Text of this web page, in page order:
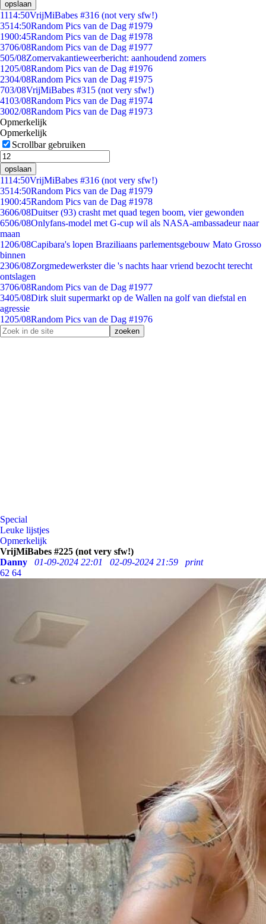
opslaan
1114:50VrijMiBabes #316 (not very sfw!)
3514:50Random Pics van de Dag #1979
1900:45Random Pics van de Dag #1978
3706/08Random Pics van de Dag #1977
505/08Zomervakantieweerbericht: aanhoudend zomers
1205/08Random Pics van de Dag #1976
2304/08Random Pics van de Dag #1975
703/08VrijMiBabes #315 (not very sfw!)
4103/08Random Pics van de Dag #1974
3002/08Random Pics van de Dag #1973
Opmerkelijk
Opmerkelijk
Scrollbar gebruiken
opslaan
1114:50VrijMiBabes #316 (not very sfw!)
3514:50Random Pics van de Dag #1979
1900:45Random Pics van de Dag #1978
3606/08Duitser (93) crasht met quad tegen boom, vier gewonden
6506/08Onlyfans-model met G-cup wil als NASA-ambassadeur naar
maan
1206/08Capibara's lopen Braziliaans parlementsgebouw Mato Grosso
binnen
2306/08Zorgmedewerkster die 's nachts haar vriend bezocht terecht
ontslagen
3706/08Random Pics van de Dag #1977
3405/08Dirk sluit supermarkt op de Wallen na golf van diefstal en
agressie
1205/08Random Pics van de Dag #1976
Special
Leuke lijstjes
Opmerkelijk
VrijMiBabes #225 (not very sfw!)
Danny
01-09-2024 22:01 02-09-2024 21:59
print
62 64